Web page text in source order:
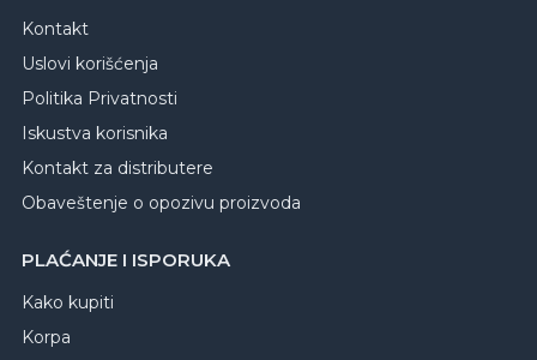
Kontakt
Uslovi korišćenja
Politika Privatnosti
Iskustva korisnika
Kontakt za distributere
Obaveštenje o opozivu proizvoda
PLAĆANJE I ISPORUKA
Kako kupiti
Korpa